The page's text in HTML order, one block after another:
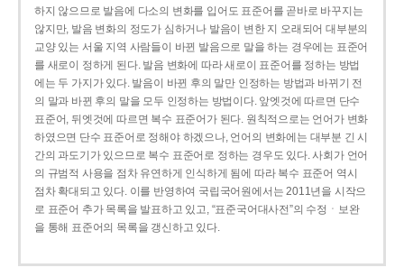
하지 않으므로 발음에 다소의 변화를 입어도 표준어를 곧바로 바꾸지는
않지만, 발음 변화의 정도가 심하거나 발음이 변한 지 오래되어 대부분의
교양 있는 서울 지역 사람들이 바뀐 발음으로 말을 하는 경우에는 표준어
를 새로이 정하게 된다. 발음 변화에 따라 새로이 표준어를 정하는 방법
에는 두 가지가 있다. 발음이 바뀐 후의 말만 인정하는 방법과 바뀌기 전
의 말과 바뀐 후의 말을 모두 인정하는 방법이다. 앞엣것에 따르면 단수
표준어, 뒤엣것에 따르면 복수 표준어가 된다. 원칙적으로는 언어가 변화
하였으면 단수 표준어로 정해야 하겠으나, 언어의 변화에는 대부분 긴 시
간의 과도기가 있으므로 복수 표준어로 정하는 경우도 있다. 사회가 언어
의 규범적 사용을 점차 유연하게 인식하게 됨에 따라 복수 표준어 역시
점차 확대되고 있다. 이를 반영하여 국립국어원에서는 2011년을 시작으
로 표준어 추가 목록을 발표하고 있고, “표준국어대사전”의 수정ㆍ보완
을 통해 표준어의 목록을 갱신하고 있다.